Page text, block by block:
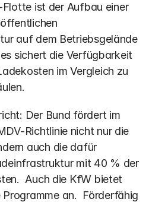
Flotte ist der Aufbau einer
auf dem Betriebsgelände
sichert die Verfügbarkeit
im Vergleich zu
Der Bund fördert im
Richtlinie nicht nur die
auch die dafür
mit 40 % der
Auch die KfW bietet
an.  Förderfähig